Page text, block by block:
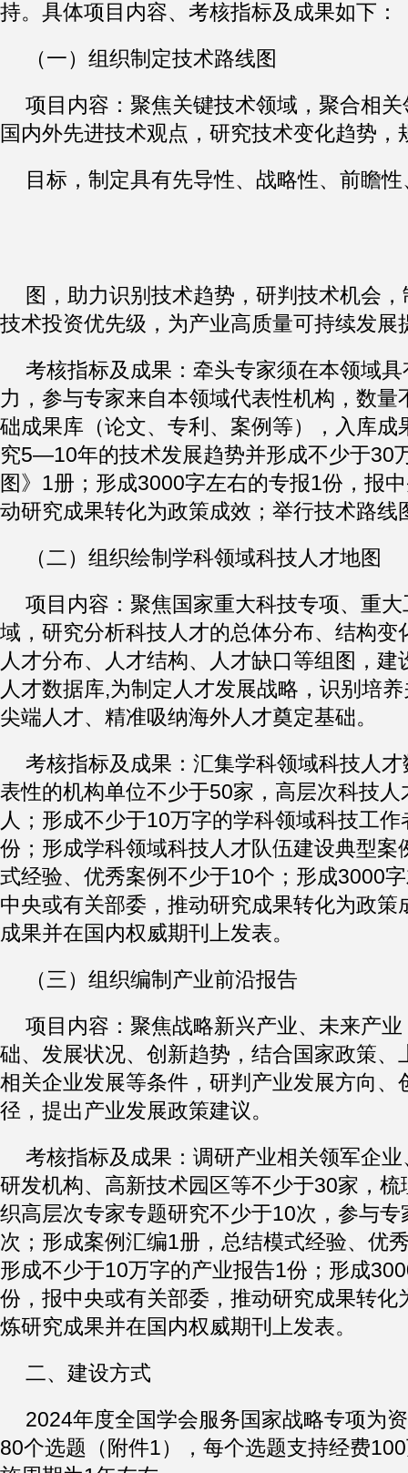
持。具体项目内容、考核指标及成果如下：
（一）组织制定技术路线图
项目内容：聚焦关键技术领域，聚合相
国内外先进技术观点，研究技术变化趋势，
目标，制定具有先导性、战略性、前瞻
图，助力识别技术趋势，研判技术机会
技术投资优先级，为产业高质量可持续发展
考核指标及成果：牵头专家须在本领域
力，参与专家来自本领域代表性机构，数量
础成果库（论文、专利、案例等），入库成
究5—10年的技术发展趋势并形成不少于30
图》1册；形成3000字左右的专报1份，报
动研究成果转化为政策成效；举行技术路线
（二）组织绘制学科领域科技人才地图
项目内容：聚焦国家重大科技专项、重
域，研究分析科技人才的总体分布、结构变
人才分布、人才结构、人才缺口等组图，建
人才数据库,为制定人才发展战略，识别培
尖端人才、精准吸纳海外人才奠定基础。
考核指标及成果：汇集学科领域科技人
表性的机构单位不少于50家，高层次科技
人；形成不少于10万字的学科领域科技工
份；形成学科领域科技人才队伍建设典型案
式经验、优秀案例不少于10个；形成3000
中央或有关部委，推动研究成果转化为政策
成果并在国内权威期刊上发表。
（三）组织编制产业前沿报告
项目内容：聚焦战略新兴产业、未来产
础、发展状况、创新趋势，结合国家政策、
相关企业发展等条件，研判产业发展方向、
径，提出产业发展政策建议。
考核指标及成果：调研产业相关领军企
研发机构、高新技术园区等不少于30家，
织高层次专家专题研究不少于10次，参与
次；形成案例汇编1册，总结模式经验、优
形成不少于10万字的产业报告1份；形成
份，报中央或有关部委，推动研究成果转化
炼研究成果并在国内权威期刊上发表。
二、建设方式
2024年度全国学会服务国家战略专项为
80个选题（附件1），每个选题支持经费